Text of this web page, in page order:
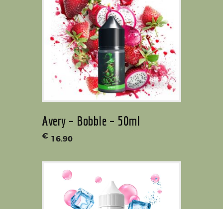
Avery – Bobble – 50ml
€ 16.90